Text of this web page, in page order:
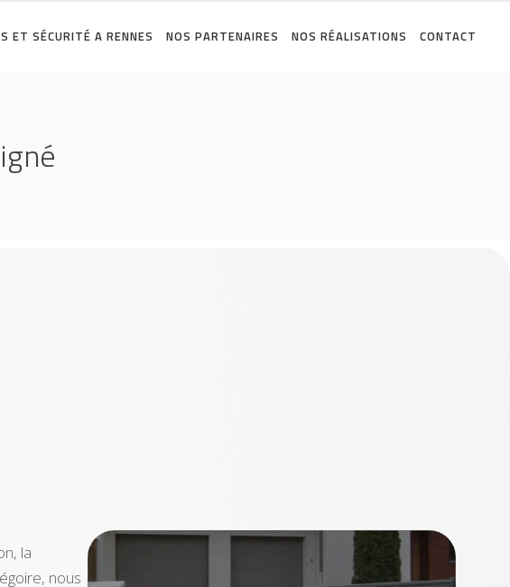
ET SÉCURITÉ A RENNES NOS PARTENAIRES NOS RÉALISATIONS CONTACT
la
nous